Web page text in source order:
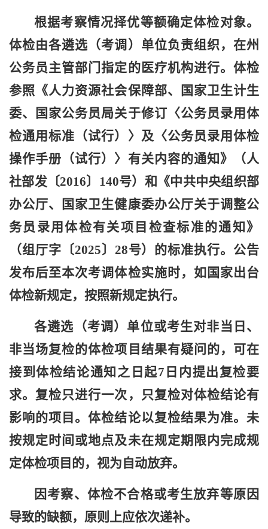
根据考察情况择优等额确定体检对象。
体检由各遴选（考调）单位负责组织，在州
公务员主管部门指定的医疗机构进行。 体检
参照《人力资源社会保障部、国家卫生计生
委、国家公务员局关于修订〈公务员录用体
检通用标准（试行）〉及〈公务员录用体检
操作手册（试行）〉有关内容的通知》（人
社部发〔2016〕140号）和《中共中央组织部
办公厅、国家卫生健康委办公厅关于调整公
务员录用体检有关项目检查标准的通知》
（组厅字〔2025〕28号）的标准执行。公告
发布后至本次考调体检实施时，如国家出台
体检新规定，按照新规定执行。
各遴选（考调）单位或考生对非当日、
非当场复检的体检项目结果有疑问的，可在
接到体检结论通知之日起7日内提出复检要
求。复检只进行一次，只复检对体检结论有
影响的项目。体检结论以复检结果为准。未
按规定时间或地点及未在规定期限内完成规
定体检项目的，视为自动放弃。
因考察、体检不合格或考生放弃等原因
导致的缺额，原则上应依次递补。